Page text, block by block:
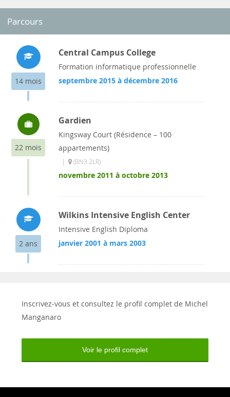
Parcours
14 mois
Central Campus College
Formation informatique professionnelle
septembre 2015 à décembre 2016
22 mois
Gardien
Kingsway Court (Résidence – 100
appartements)
| (BN3 2LR)
novembre 2011 à octobre 2013
2 ans
Wilkins Intensive English Center
Intensive English Diploma
janvier 2001 à mars 2003
Inscrivez-vous et consultez le profil complet de Michel
Manganaro
Voir le profil complet